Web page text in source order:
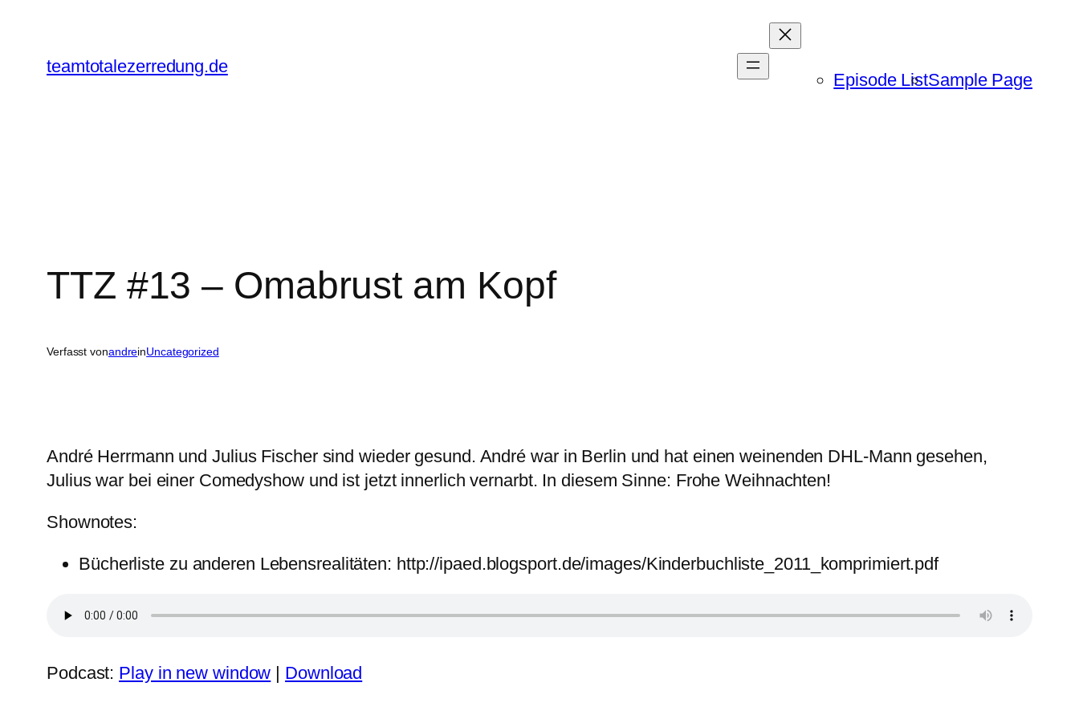
springenteamtotalezerredung.de
Episode ListSample Page
TTZ #13 – Omabrust am Kopf
Verfasst vonandreinUncategorized
André Herrmann und Julius Fischer sind wieder gesund. André war in Berlin und hat einen weinenden DHL-Mann gesehen,
Julius war bei einer Comedyshow und ist jetzt innerlich vernarbt. In diesem Sinne: Frohe Weihnachten!
Shownotes:
Bücherliste zu anderen Lebensrealitäten: http://ipaed.blogsport.de/images/Kinderbuchliste_2011_komprimiert.pdf
Podcast: Play in new window Download